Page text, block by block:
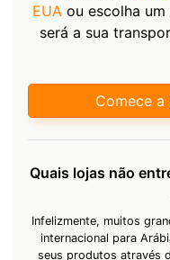
EUAou escolha um
será a sua
Comece a
Quais lojas não
Infelizmente, muitos
internacional para
seus produtos através